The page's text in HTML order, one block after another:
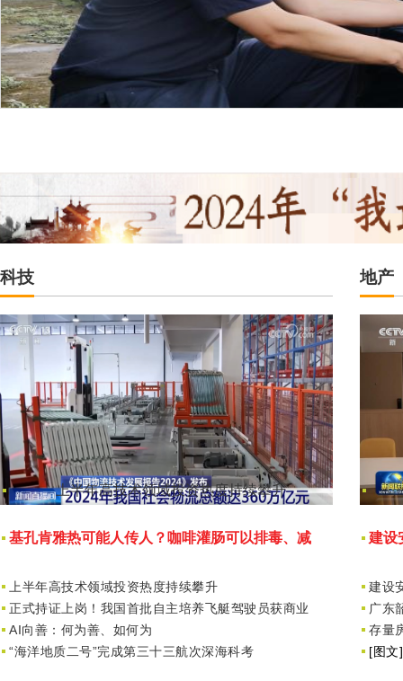
理疗贴广告暗藏套路 虚拟数字人上演“疗效大戏”
科技
上半年高技术领域投资热度持续攀升
基孔肯雅热可能人传人？咖啡灌肠可以排毒、减
上半年高技术领域投资热度持续攀升
正式持证上岗！我国首批自主培养飞艇驾驶员获商业
AI向善：何为善、如何为
“海洋地质二号”完成第三十三航次深海科考
地产
建设
建设
广东
存量
[图文]